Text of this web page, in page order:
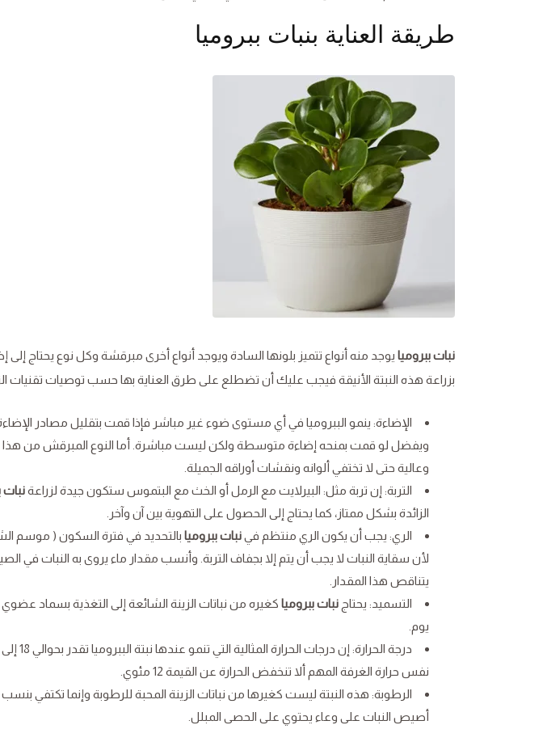
طريقة العناية بنبات ببروميا
نبات ببروميا يوجد منه أنواع تتميز بلونها السادة ويوجد أنواع أخرى مبرقشة وكل نوع يحتاج
بزراعة هذه النبتة الأنيقة فيجب عليك أن تضطلع على طرق العناية بها حسب توصيات تقنيات
الإضاءة: ينمو الببروميا في أي مستوى ضوء غير مباشر فإذا قمت بتقليل مصادر
ويفضل لو قمت بمنحه إضاءة متوسطة ولكن ليست مباشرة. أما النوع المبرقش من هذا
وعالية حتى لا تختفي ألوانه ونقشات أوراقه الجميلة.
التربة: إن تربة مثل: البيرلايت مع الرمل أو الخث مع البتموس ستكون جيدة لزراعةنبات
الزائدة بشكل ممتاز، كما يحتاج إلى الحصول على التهوية بين آن وآخر.
الري: يجب أن يكون الري منتظم فينبات ببروميا بالتحديد في فترة السكون ( موسم
يتناقص هذا المقدار.
التسميد: يحتاج نبات ببروميا
يوم.
نفس حرارة الغرفة المهم ألا تنخفض الحرارة عن القيمة 12 مئوي.
الرطوبة: هذه النبتة ليست كغيرها من نباتات الزينة المحبة للرطوبة وإنما تكتفي
أصيص النبات على وعاء يحتوي على الحصى المبلل.